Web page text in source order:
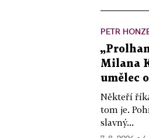
PETR
Milana
umělec
Někteří
tom je.
slavný...